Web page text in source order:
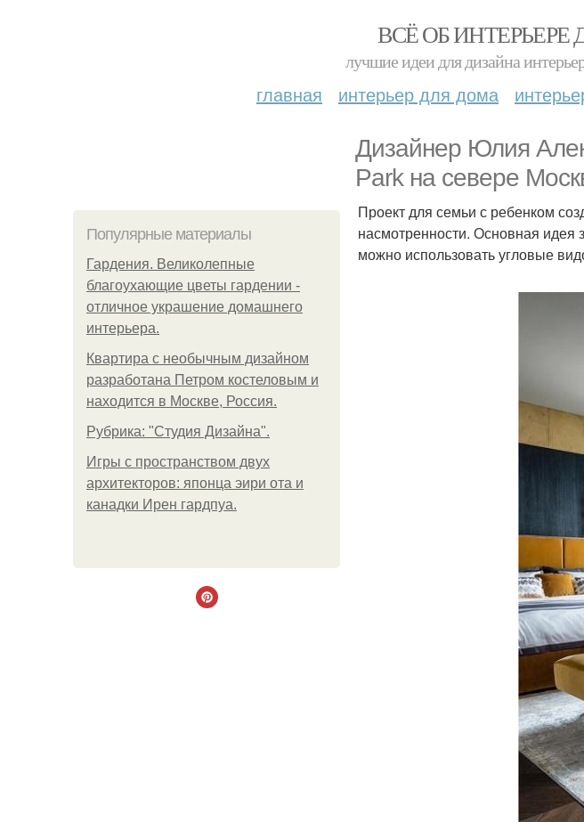
ВСЁ ОБ
лучшие идеи для дизайна
главная интерьер для дома
Дизайнер Юлия
Park на севере
Популярные материалы
Гардения. Великолепные
благоухающие цветы гардении -
отличное украшение домашнего
интерьера.
Квартира с необычным дизайном
разработана Петром костеловым и
находится в Москве, Россия.
Рубрика: "Студия Дизайна".
Игры с пространством двух
архитекторов: японца эири ота и
канадки Ирен гардпуа.
Проект для семьи с ребенком
насмотренности. Основная идея
можно использовать угловые